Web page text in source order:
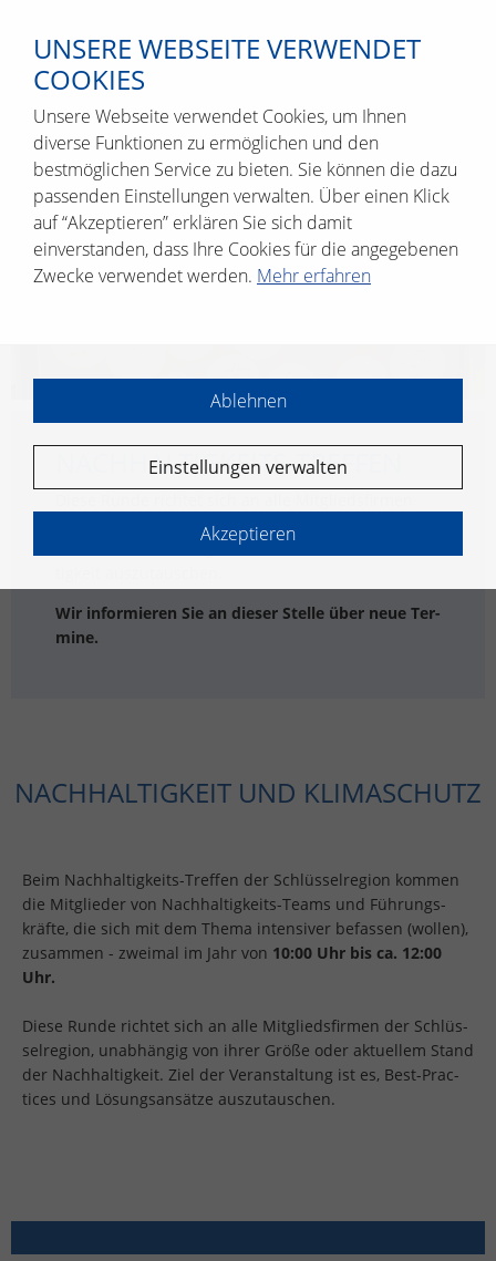
NACH­HAL­TIG­KEITS-TREF­FEN
der Schlüs­sel­re­gi­on. Ziel der Tref­fen ist es, Best-
Prac­tices und Lö­sungs­an­sät­ze im Be­reich Nach­hal­
Wir in­for­mie­ren Sie an die­ser Stel­le über neue Ter­
mi­ne.
NACH­HAL­TIG­KEIT UND KLI­MA­SCHUTZ
Beim Nach­hal­tig­keits-Tref­fen der Schlüs­sel­re­gi­on kom­men
die Mit­glie­der von Nach­hal­tig­keits-Teams und Füh­rungs­
kräf­te, die sich mit dem Thema in­ten­si­ver be­fas­sen (wol­len),
zu­sam­men - zwei­mal im Jahr von 10:00 Uhr bis ca. 12:00
Uhr.
Diese Runde rich­tet sich an alle Mit­glieds­fir­men der Schlüs­
sel­re­gi­on, un­ab­hän­gig von ihrer Größe oder ak­tu­el­lem Stand
der Nach­hal­tig­keit. Ziel der Ver­an­stal­tung ist es, Best-Prac­
tices und Lö­sungs­an­sät­ze aus­zu­tau­schen.
UNSERE WEBSEITE VERWENDET
COOKIES
Unsere Webseite verwendet Cookies, um Ihnen
diverse Funktionen zu ermöglichen und den
bestmöglichen Service zu bieten. Sie können die dazu
passenden Einstellungen verwalten. Über einen Klick
auf “Akzeptieren” erklären Sie sich damit
einverstanden, dass Ihre Cookies für die angegebenen
Zwecke verwendet werden. Mehr erfahren
Ablehnen
Einstellungen verwalten
Akzeptieren